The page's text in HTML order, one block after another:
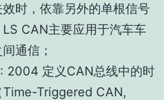
时，依靠另外的单根信号
CAN主要应用于汽车车
通信；
2004 定义CAN总线中的时
Time-Triggered CAN,